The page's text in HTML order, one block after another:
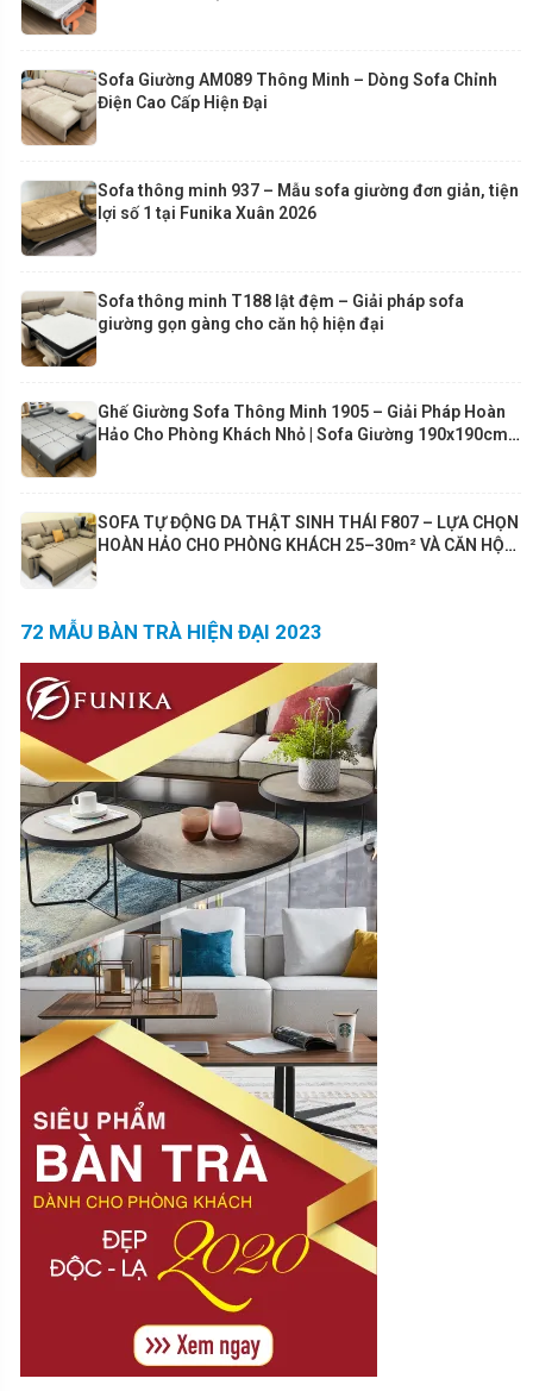
Sofa Giường AM089 Thông Minh – Dòng Sofa Chỉnh
Điện Cao Cấp Hiện Đại
Sofa thông minh 937 – Mẫu sofa giường đơn giản, tiện
lợi số 1 tại Funika Xuân 2026
Sofa thông minh T188 lật đệm – Giải pháp sofa
giường gọn gàng cho căn hộ hiện đại
Ghế Giường Sofa Thông Minh 1905 – Giải Pháp Hoàn
Hảo Cho Phòng Khách Nhỏ | Sofa Giường 190x190cm
SOFA TỰ ĐỘNG DA THẬT SINH THÁI F807 – LỰA CHỌN
HOÀN HẢO CHO PHÒNG KHÁCH 25–30m² VÀ CĂN HỘ
72 MẪU BÀN TRÀ HIỆN ĐẠI 2023